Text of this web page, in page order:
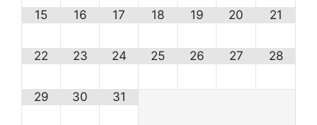
15 16 17 18 19 20 21
22 23 24 25 26 27 28
29 30 31